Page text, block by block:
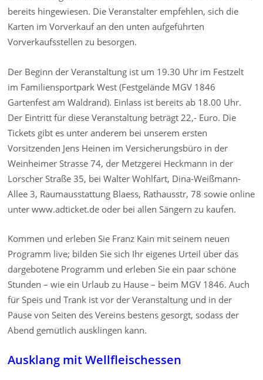
bereits hingewiesen. Die Veranstalter empfehlen, sich die
Karten im Vorverkauf an den unten aufgeführten
Vorverkaufsstellen zu besorgen.
Der Beginn der Veranstaltung ist um 19.30 Uhr im Festzelt
im Familiensportpark West (Festgelände MGV 1846
Gartenfest am Waldrand). Einlass ist bereits ab 18.00 Uhr.
Der Eintritt für diese Veranstaltung beträgt 22,- Euro. Die
Tickets gibt es unter anderem bei unserem ersten
Vorsitzenden Jens Heinen im Versicherungsbüro in der
Weinheimer Strasse 74, der Metzgerei Heckmann in der
Lorscher Straße 35, bei Walter Wohlfart, Dina-Weißmann-
Allee 3, Raumausstattung Blaess, Rathausstr, 78 sowie online
unter www.adticket.de oder bei allen Sängern zu kaufen.
Kommen und erleben Sie Franz Kain mit seinem neuen
Programm live; bilden Sie sich Ihr eigenes Urteil über das
dargebotene Programm und erleben Sie ein paar schöne
Stunden – wie ein Urlaub zu Hause – beim MGV 1846. Auch
für Speis und Trank ist vor der Veranstaltung und in der
Pause von Seiten des Vereins bestens gesorgt, sodass der
Abend gemütlich ausklingen kann.
Ausklang mit Wellfleischessen